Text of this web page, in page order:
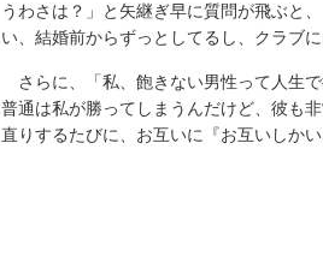
うわさは？」と矢継ぎ早に質問が飛ぶと
い、結婚前からずっとしてるし、クラブ
さらに、「私、飽きない男性って人生
普通は私が勝ってしまうんだけど、彼も
直りするたびに、お互いに『お互いしか